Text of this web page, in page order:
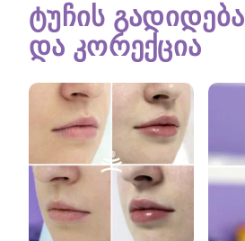
ᲢᲣᲩᲘᲡ ᲒᲐᲓᲘᲓᲔᲑᲐ
ᲓᲐ ᲙᲝᲠᲔᲥᲪᲘᲐ